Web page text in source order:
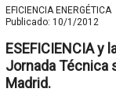
EFICIENCIA ENERGÉTICA
Publicado: 10/1/2012
ESEFICIENCIA y
Jornada Técnica
Madrid.